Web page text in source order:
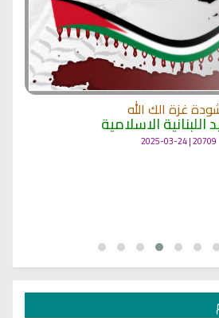
غزة الك الله
اللبنانية الاسلامية
20709 | 2025-03-24